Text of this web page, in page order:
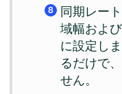
8
同期レー
域幅およ
に設定し
るだけで
せん。